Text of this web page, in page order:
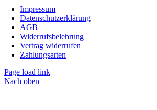
Impressum
Datenschutzerklärung
AGB
Widerrufsbelehrung
Vertrag widerrufen
Zahlungsarten
Page load link
Nach oben